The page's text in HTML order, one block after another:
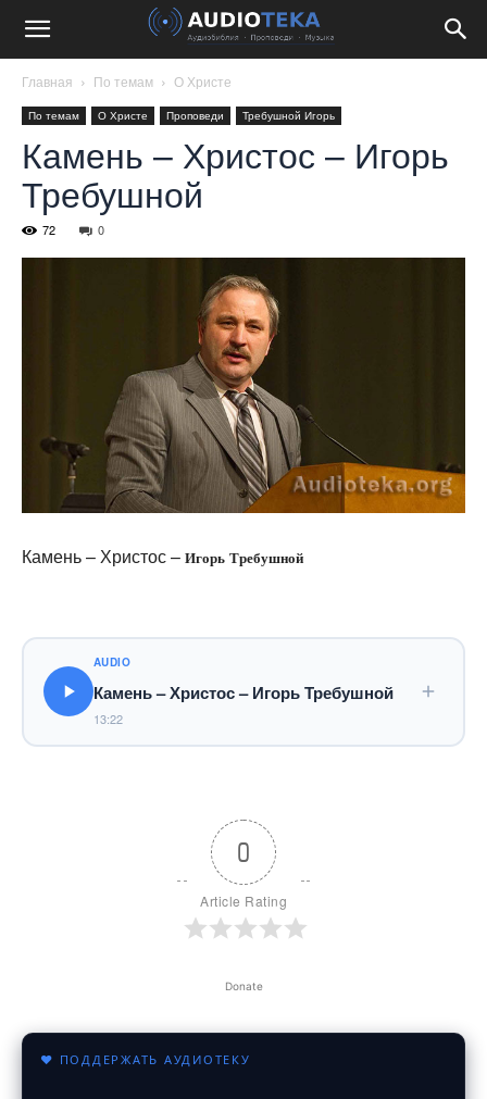
Главная По темам О Христе
По темам О Христе Проповеди Требушной Игорь
Камень – Христос – Игорь
Требушной
72 0
Камень – Христос – Игорь Требушной
AUDIO
Камень – Христос – Игорь Требушной
13:22
0
Article Rating
Donate
♥ ПОДДЕРЖАТЬ АУДИОТЕКУ